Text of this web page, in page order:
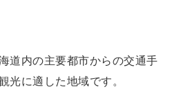
道内の主要都市からの交通手
光に適した地域です。